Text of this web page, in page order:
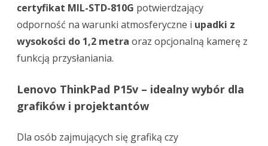
certyfikat MIL-STD-810G potwierdzający
odporność na warunki atmosferyczne i upadki z
wysokości do 1,2 metra oraz opcjonalną kamerę z
funkcją przysłaniania.
Lenovo ThinkPad P15v – idealny wybór dla
grafików i projektantów
Dla osób zajmujących się grafiką czy